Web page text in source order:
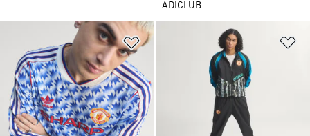
ADICLUB
Adicionar à Lista de Desejos